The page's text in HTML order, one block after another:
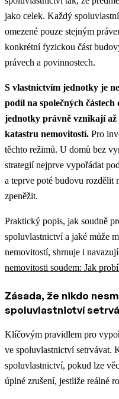
jako celek. Každý
omezené pouze stejným
konkrétní fyzickou část
právech a povinnostech.
S vlastnictvím jednotky je
podíl na společných
jednotky právně vznikají až
katastru nemovitostí. Pro
těchto režimů. U domů bez
strategií nejprve vypořádat
a teprve poté budovu rozdělit
zpeněžit.
Praktický popis, jak soudně
spoluvlastnictví a jaké může
nemovitostí, shrnuje i
nemovitosti soudem: Jak
Zásada, že nikdo
spoluvlastnictví
Klíčovým pravidlem pro
ve spoluvlastnictví setrvávat.
spoluvlastnictví, pokud lze
úplné zrušení, jestliže reálné